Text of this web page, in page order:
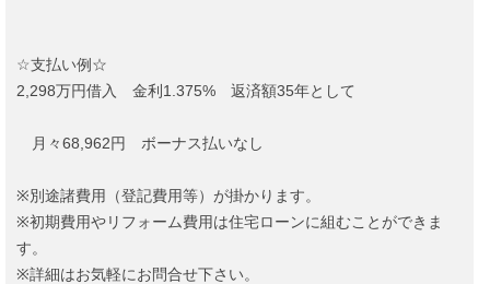
☆支払い例☆
2,298万円借入 金利1.375% 返済額35年として
月々68,962円 ボーナス払いなし
※別途諸費用（登記費用等）が掛かります。
※初期費用やリフォーム費用は住宅ローンに組むことができま
す。
※詳細はお気軽にお問合せ下さい。